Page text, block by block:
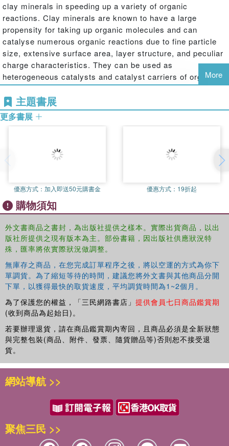
clay minerals in speeding up a variety of organic
reactions. Clay minerals are known to have a large
propensity for taking up organic molecules and can
catalyse numerous organic reactions due to fine particle
size, extensive surface area, layer structure, and peculiar
charge characteristics. They can be used as
heterogeneous catalysts and catalyst carriers of organic
reactions because they are non-corrosive, easy to
separate from the reaction mixture, and reusable. Clays
and clay minerals have an advantage over other solid
acids as they are abundant, inexpensive, and non-
More
主題書展
更多書展
優惠方式： 加入即送50元購書金 優惠方式： 19折起
購物須知
外文書商品之書封，為出版社提供之樣本。實際出貨商品，以出
版社所提供之現有版本為主。部份書籍，因出版社供應狀況特
殊，匯率將依實際狀況做調整。
無庫存之商品，在您完成訂單程序之後，將以空運的方式為你下
單調貨。為了縮短等待的時間，建議您將外文書與其他商品分開
下單，以獲得最快的取貨速度，平均調貨時間為1~2個月。
為了保護您的權益，「三民網路書店」 提供會員七日商品鑑賞期
(收到商品為起始日)。
若要辦理退貨，請在商品鑑賞期內寄回，且商品必須是全新狀態
與完整包裝(商品、附件、發票、隨貨贈品等)否則恕不接受退
貨。
網站導航 >>
聚焦三民 >>